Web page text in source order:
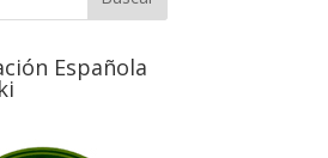
Española